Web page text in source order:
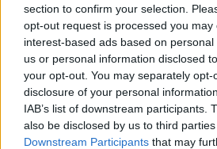
section to confirm your selection.
opt-out request is processed you may
interest-based ads based on
us or personal information disclosed
your opt-out. You may separately
disclosure of your personal
IAB’s list of downstream participants.
also be disclosed by us to third
Downstream Participants that may
udarala, šutirala, štipala za
pokazivala nikakve znake kajanja.
savijest. Bila je opsjednuta
je često umela da raskrvari polni
svog brata kao što je njen otac
nisu imali drugo rješenje nego da je
sobi.